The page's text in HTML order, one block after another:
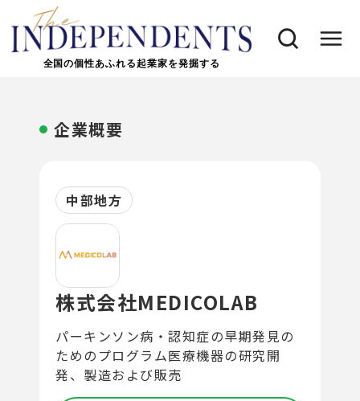
全国の個性あふれる起業家を発掘する
企業概要
中部地方
株式会社MEDICOLAB
パーキンソン病・認知症の早期発見の
ためのプログラム医療機器の研究開
発、製造および販売